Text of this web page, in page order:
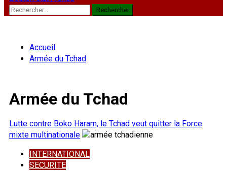
Rechercher :
Accueil
Armée du Tchad
Armée du Tchad
Lutte contre Boko Haram, le Tchad veut quitter la Force
mixte multinationale
INTERNATIONAL
SECURITE